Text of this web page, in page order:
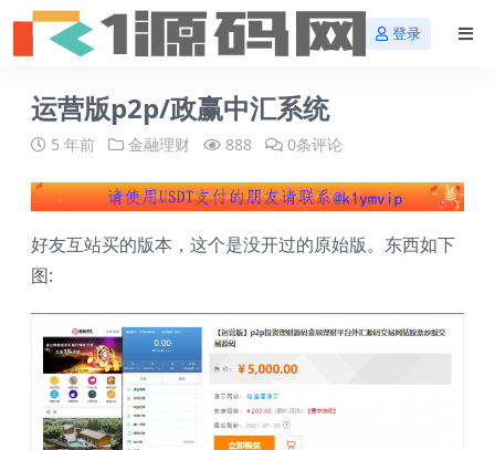
登录
运营版p2p/政赢中汇系统
5 年前 金融理财 888 0条评论
好友互站买的版本，这个是没开过的原始版。东西如下
图: